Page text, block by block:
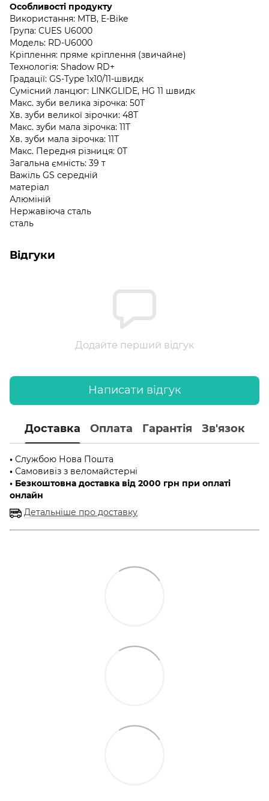
Особливості продукту
Використання: MTB, E-Bike
Група: CUES U6000
Модель: RD-U6000
Кріплення: пряме кріплення (звичайне)
Технологія: Shadow RD+
Градації: GS-Type 1x10/11-швидк
Сумісний ланцюг: LINKGLIDE, HG 11 швидк
Макс. зуби велика зірочка: 50T
Хв. зуби великої зірочки: 48T
Макс. зуби мала зірочка: 11T
Хв. зуби мала зірочка: 11T
Макс. Передня різниця: 0T
Загальна ємність: 39 т
Важіль GS середній
матеріал
Алюміній
Нержавіюча сталь
сталь
Відгуки
Додайте перший відгук
Написати відгук
Доставка Оплата Гарантія Зв'язок
• Службою Нова Пошта
• Самовивіз з веломайстерні
• Безкоштовна доставка від 2000 грн при оплаті
онлайн
Детальніше про доставку